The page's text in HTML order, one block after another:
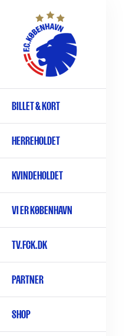
hovedindhold
Primær
navigation
BILLET & KORT
HERREHOLDET
KVINDEHOLDET
VI ER KØBENHAVN
TV.FCK.DK
PARTNER
SHOP